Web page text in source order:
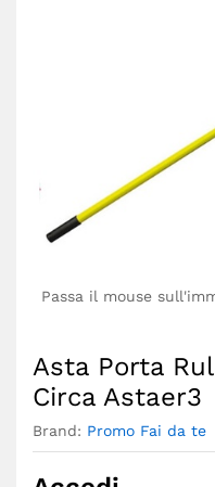
Passa il mouse
Asta Porta
Circa Astaer3
Brand: Promo Fai da te